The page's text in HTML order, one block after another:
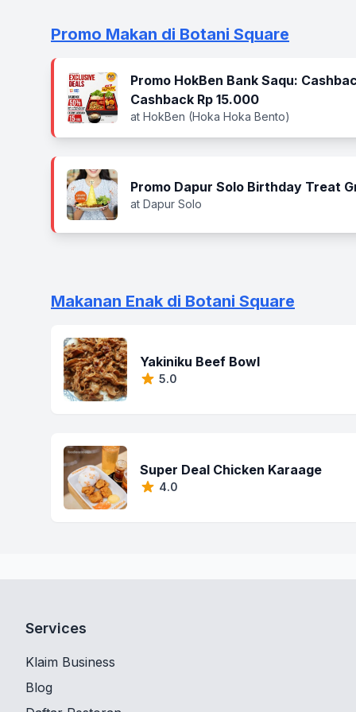
Promo Makan di Botani Square
Promo HokBen Bank Saqu:
Cashback Rp 15.000
at HokBen (Hoka Hoka Bento)
Promo Dapur Solo Birthday Treat
at Dapur Solo
Makanan Enak di Botani Square
Yakiniku Beef Bowl
5.0
Super Deal Chicken Karaage
4.0
Services
Klaim Business
Blog